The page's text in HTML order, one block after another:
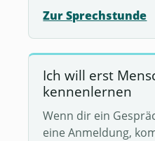
Zur Sprechstunde
Ich will erst
kennenlernen
Wenn dir ein
eine Anmeldung,